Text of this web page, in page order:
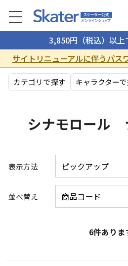
3,850円（税込）以上
サイトリニューアルに伴うパス
カテゴリで探す キャラクター
シナモロール
表示方法
並べ替え
6件ありま